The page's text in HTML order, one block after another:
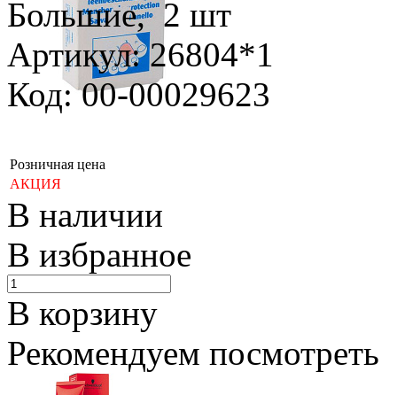
Большие, 2 шт
Артикул: 26804*1
Код: 00-00029623
Розничная цена
АКЦИЯ
В наличии
В избранное
В корзину
Рекомендуем посмотреть